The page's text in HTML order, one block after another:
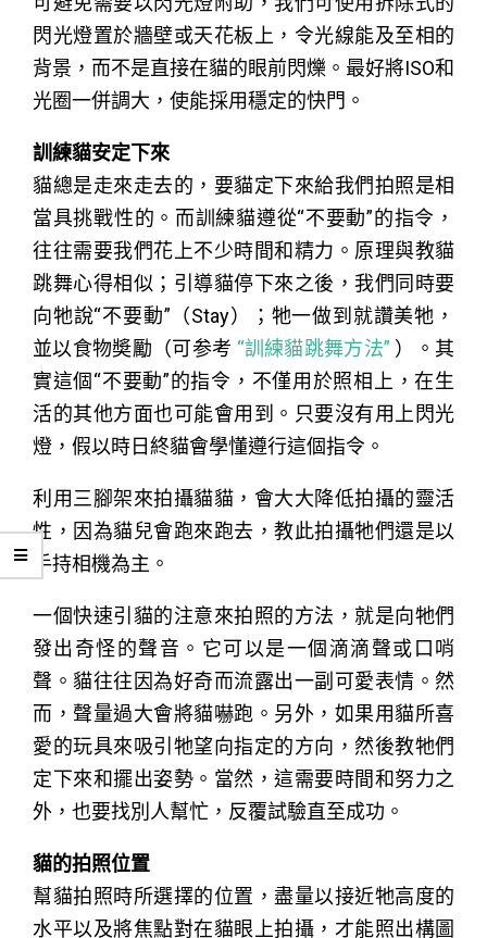
閃光燈置於牆壁或天花板上，令光線能及至相的
背景，而不是直接在貓的眼前閃爍。最好將ISO和
光圈一併調大，使能採用穩定的快門。
訓練貓安定下來
貓總是走來走去的，要貓定下來給我們拍照是相
當具挑戰性的。而訓練貓遵從“不要動”的指令，
往往需要我們花上不少時間和精力。原理與教貓
跳舞心得相似；引導貓停下來之後，我們同時要
向牠說“不要動”（Stay）；牠一做到就讚美牠，
並以食物奬勵（可参考 “訓練貓跳舞方法” ）。其
實這個“不要動”的指令，不僅用於照相上，在生
活的其他方面也可能會用到。只要沒有用上閃光
燈，假以時日終貓會學懂遵行這個指令。
利用三腳架來拍攝貓貓，會大大降低拍攝的靈活
性，因為貓兒會跑來跑去，教此拍攝牠們還是以
手持相機為主。
一個快速引貓的注意來拍照的方法，就是向牠們
發出奇怪的聲音。它可以是一個滴滴聲或口哨
聲。貓往往因為好奇而流露出一副可愛表情。然
而，聲量過大會將貓嚇跑。另外，如果用貓所喜
愛的玩具來吸引牠望向指定的方向，然後教牠們
定下來和擺出姿勢。當然，這需要時間和努力之
外，也要找別人幫忙，反覆試驗直至成功。
貓的拍照位置
幫貓拍照時所選擇的位置，盡量以接近牠高度的
水平以及將焦點對在貓眼上拍攝，才能照出構圖